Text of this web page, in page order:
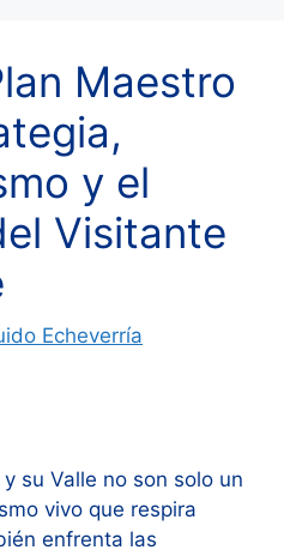
Maestro
y el
Visitante
Echeverría
su Valle no son solo un
vivo que respira
enfrenta las